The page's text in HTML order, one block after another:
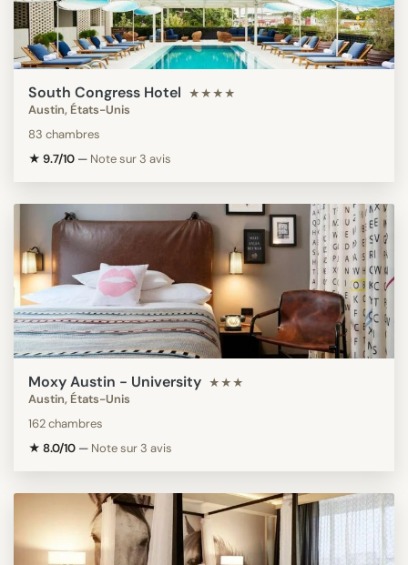
South Congress Hotel ★★★★
Austin, États-Unis
83 chambres
★ 9.7/10 — Note sur 3 avis
Moxy Austin - University ★★★
Austin, États-Unis
162 chambres
★ 8.0/10 — Note sur 3 avis